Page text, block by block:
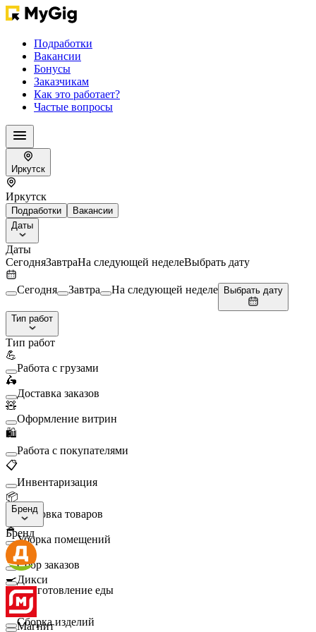
Подработки
Вакансии
Бонусы
Заказчикам
Как это работает?
Частые вопросы
Иркутск
Иркутск
Подработки
Вакансии
Даты
Даты
СегодняЗавтраНа следующей неделеВыбрать дату
Сегодня Завтра На следующей неделе Выбрать дату
Тип работ
Тип работ
💪
Работа с грузами
🛵
Доставка заказов
🧸
Оформление витрин
🛍️
Работа с покупателями
📋
Инвентаризация
📦
Упаковка товаров
🧹
Уборка помещений
🛒
Сбор заказов
🍳
Приготовление еды
🛠️
Сборка изделий
Бренд
Бренд
Дикси
Магнит